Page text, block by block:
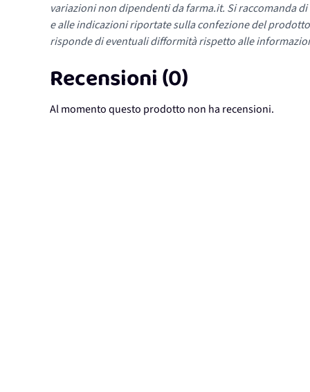
variazioni non dipendenti da farma.it. Si raccomanda
e alle indicazioni riportate sulla confezione del
risponde di eventuali difformità rispetto alle
Recensioni (0)
Al momento questo prodotto non ha recensioni.